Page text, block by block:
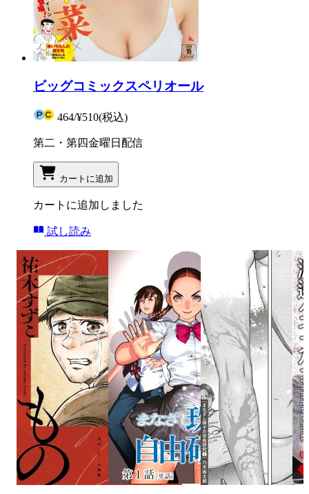
ビッグコミックスペリオール
464/¥510(税込)
第二・第四金曜日配信
カートに追加
カートに追加しました
試し読み